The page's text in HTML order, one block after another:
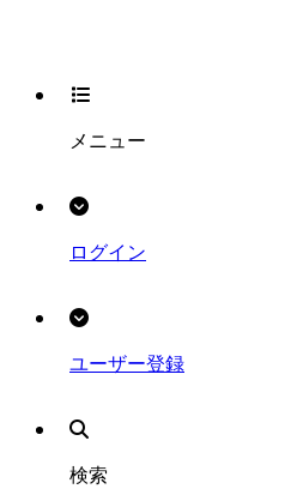
メニュー
ログイン
ユーザー登録
検索